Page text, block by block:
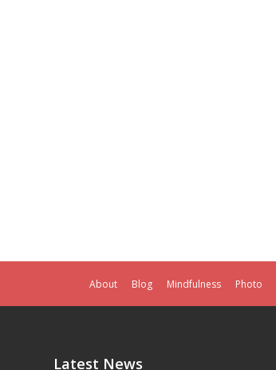
About Blog Mindfulness Photo
Latest News